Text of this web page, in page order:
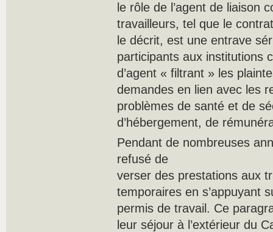
le rôle de l’agent de liaison
travailleurs, tel que le contrat
le décrit, est une entrave
participants aux institutions
d’agent « filtrant » les
demandes en lien avec les
problèmes de santé et de
d’hébergement, de
Pendant de nombreuses
refusé de
verser des prestations aux
temporaires en s’appuyant
permis de travail. Ce
leur séjour à l’extérieur du